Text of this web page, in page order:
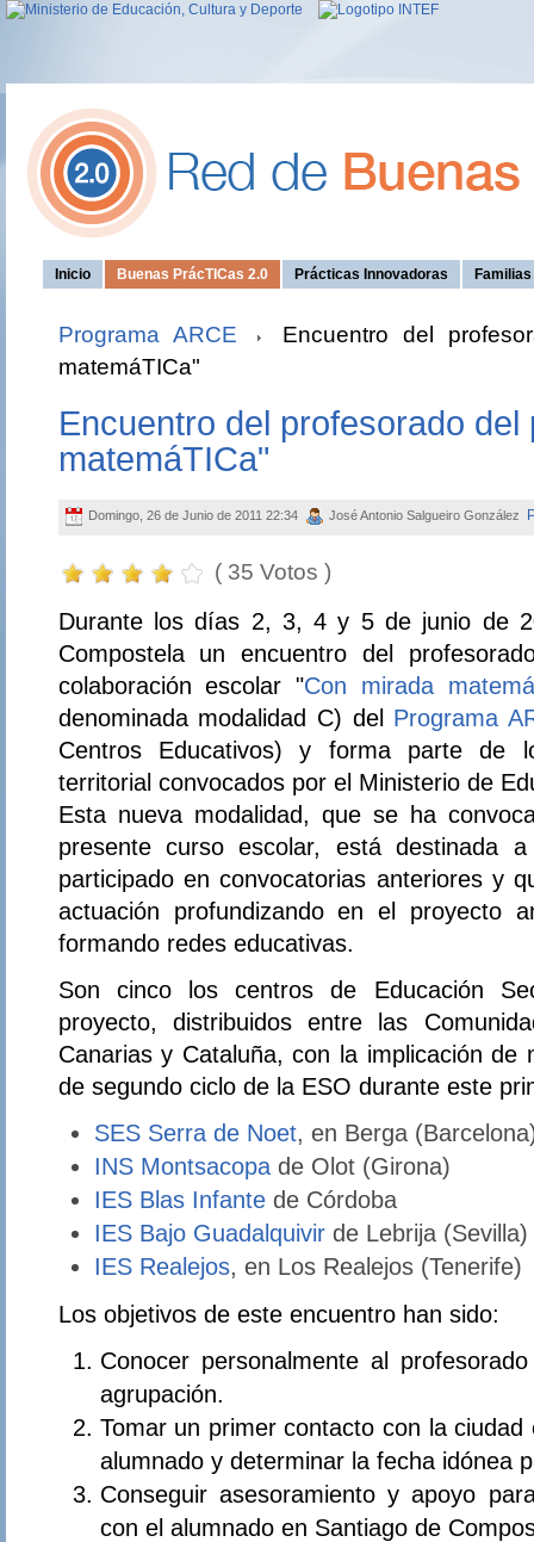
Inicio Buenas PrácTICas 2.0 Prácticas Innovadoras
Programa ARCE
Encuentro del
matemáTICa"
Encuentro del profesorado
matemáTICa"
Domingo, 26 de Junio de 2011 22:34 José Antonio Salgueiro González
( 35 Votos )
Durante los días 2, 3, 4 y 5 de junio de
Compostela un encuentro del
colaboración escolar "Con mirada
denominada modalidad C) del Programa
Centros Educativos) y forma parte de
territorial convocados por el Ministerio de
Esta nueva modalidad, que se ha
presente curso escolar, está destinada
participado en convocatorias anteriores y
actuación profundizando en el proyecto
formando redes educativas.
Son cinco los centros de Educación
proyecto, distribuidos entre las
Canarias y Cataluña, con la implicación
de segundo ciclo de la ESO durante este
SES Serra de Noet, en Berga
INS Montsacopade Olot (Girona)
IES Blas Infantede Córdoba
IES Bajo Guadalquivirde Lebrija (Sevilla)
IES Realejos, en Los Realejos (Tenerife)
Los objetivos de este encuentro han sido:
Conocer personalmente al
agrupación.
Tomar un primer contacto con la
alumnado y determinar la fecha idónea
Conseguir asesoramiento y apoyo
con el alumnado en Santiago de